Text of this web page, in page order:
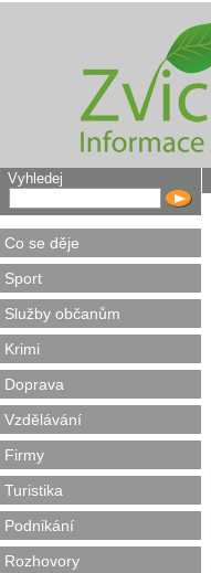
Vyhledej
Co se děje
Sport
Služby občanům
Krimi
Doprava
Vzdělávání
Firmy
Turistika
Podnikání
Rozhovory